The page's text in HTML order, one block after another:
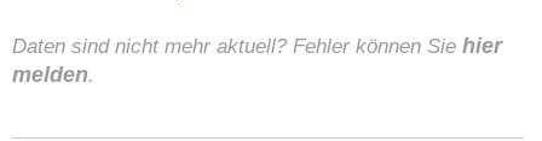
Daten sind nicht mehr aktuell? Fehler können Sie hier
melden.